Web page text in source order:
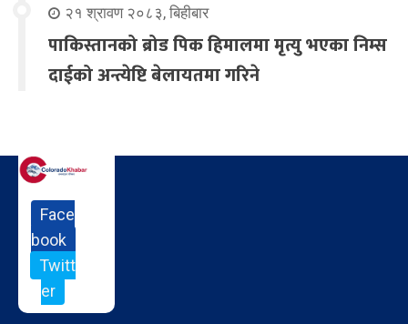
२१ श्रावण २०८३, बिहीबार
पाकिस्तानको ब्रोड पिक हिमालमा मृत्यु भएका निम्स
दाईको अन्त्येष्टि बेलायतमा गरिने
Face
book
Twitt
er